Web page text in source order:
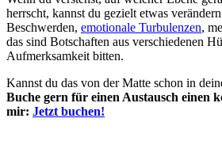
herrscht, kannst du gezielt etwas
Beschwerden, emotionale Turbulenzen,
das sind Botschaften aus verschiedenen
Aufmerksamkeit bitten.
Kannst du das von der Matte schon in
Buche gern für einen Austausch einen
mir: Jetzt buchen!